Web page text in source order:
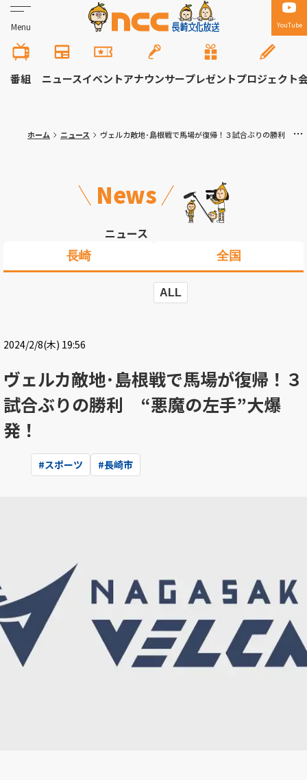
Menu YouTube
番組 ニュースイベントアナウンサープレゼントプロジェクト
ホーム ニュース ヴェルカ敵地･島根戦で馬場が復帰！３試合ぶりの勝利 “悪魔の左手”大爆発！
News
ニュース
長崎 全国
ALL
2024/2/8(木) 19:56
ヴェルカ敵地･島根戦で馬場が復帰！３
試合ぶりの勝利 “悪魔の左手”大爆
発！
#スポーツ #長崎市